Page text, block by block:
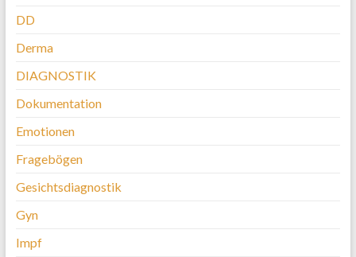
DD
Derma
DIAGNOSTIK
Dokumentation
Emotionen
Fragebögen
Gesichtsdiagnostik
Gyn
Impf